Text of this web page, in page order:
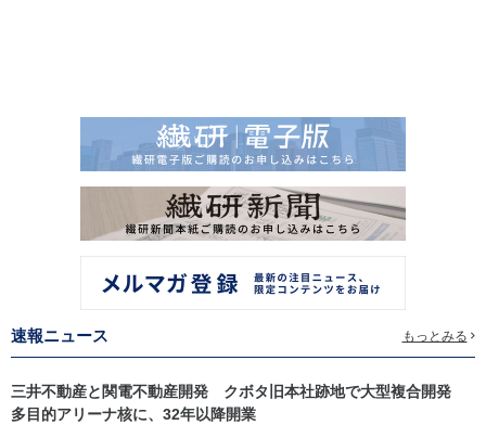
速報ニュース もっとみる
三井不動産と関電不動産開発 クボタ旧本社跡地で大型複合開発
多目的アリーナ核に、32年以降開業